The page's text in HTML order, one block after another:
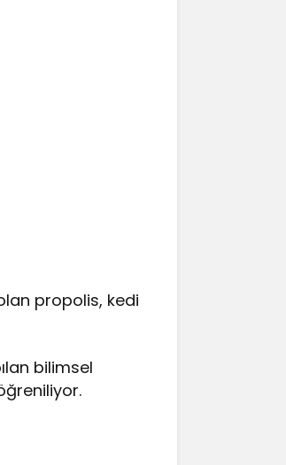
propolis, kedi
bilimsel